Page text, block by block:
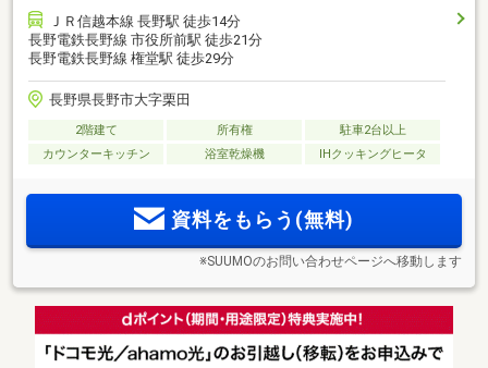
ＪＲ信越本線 長野駅 徒歩14分
長野電鉄長野線 市役所前駅 徒歩21分
長野電鉄長野線 権堂駅 徒歩29分
長野県長野市大字栗田
2階建て 所有権
駐車2台以上
カウンターキッチン
浴室乾燥機 IHクッキングヒータ
資料をもらう(無料)
※SUUMOのお問い合わせページへ移動します